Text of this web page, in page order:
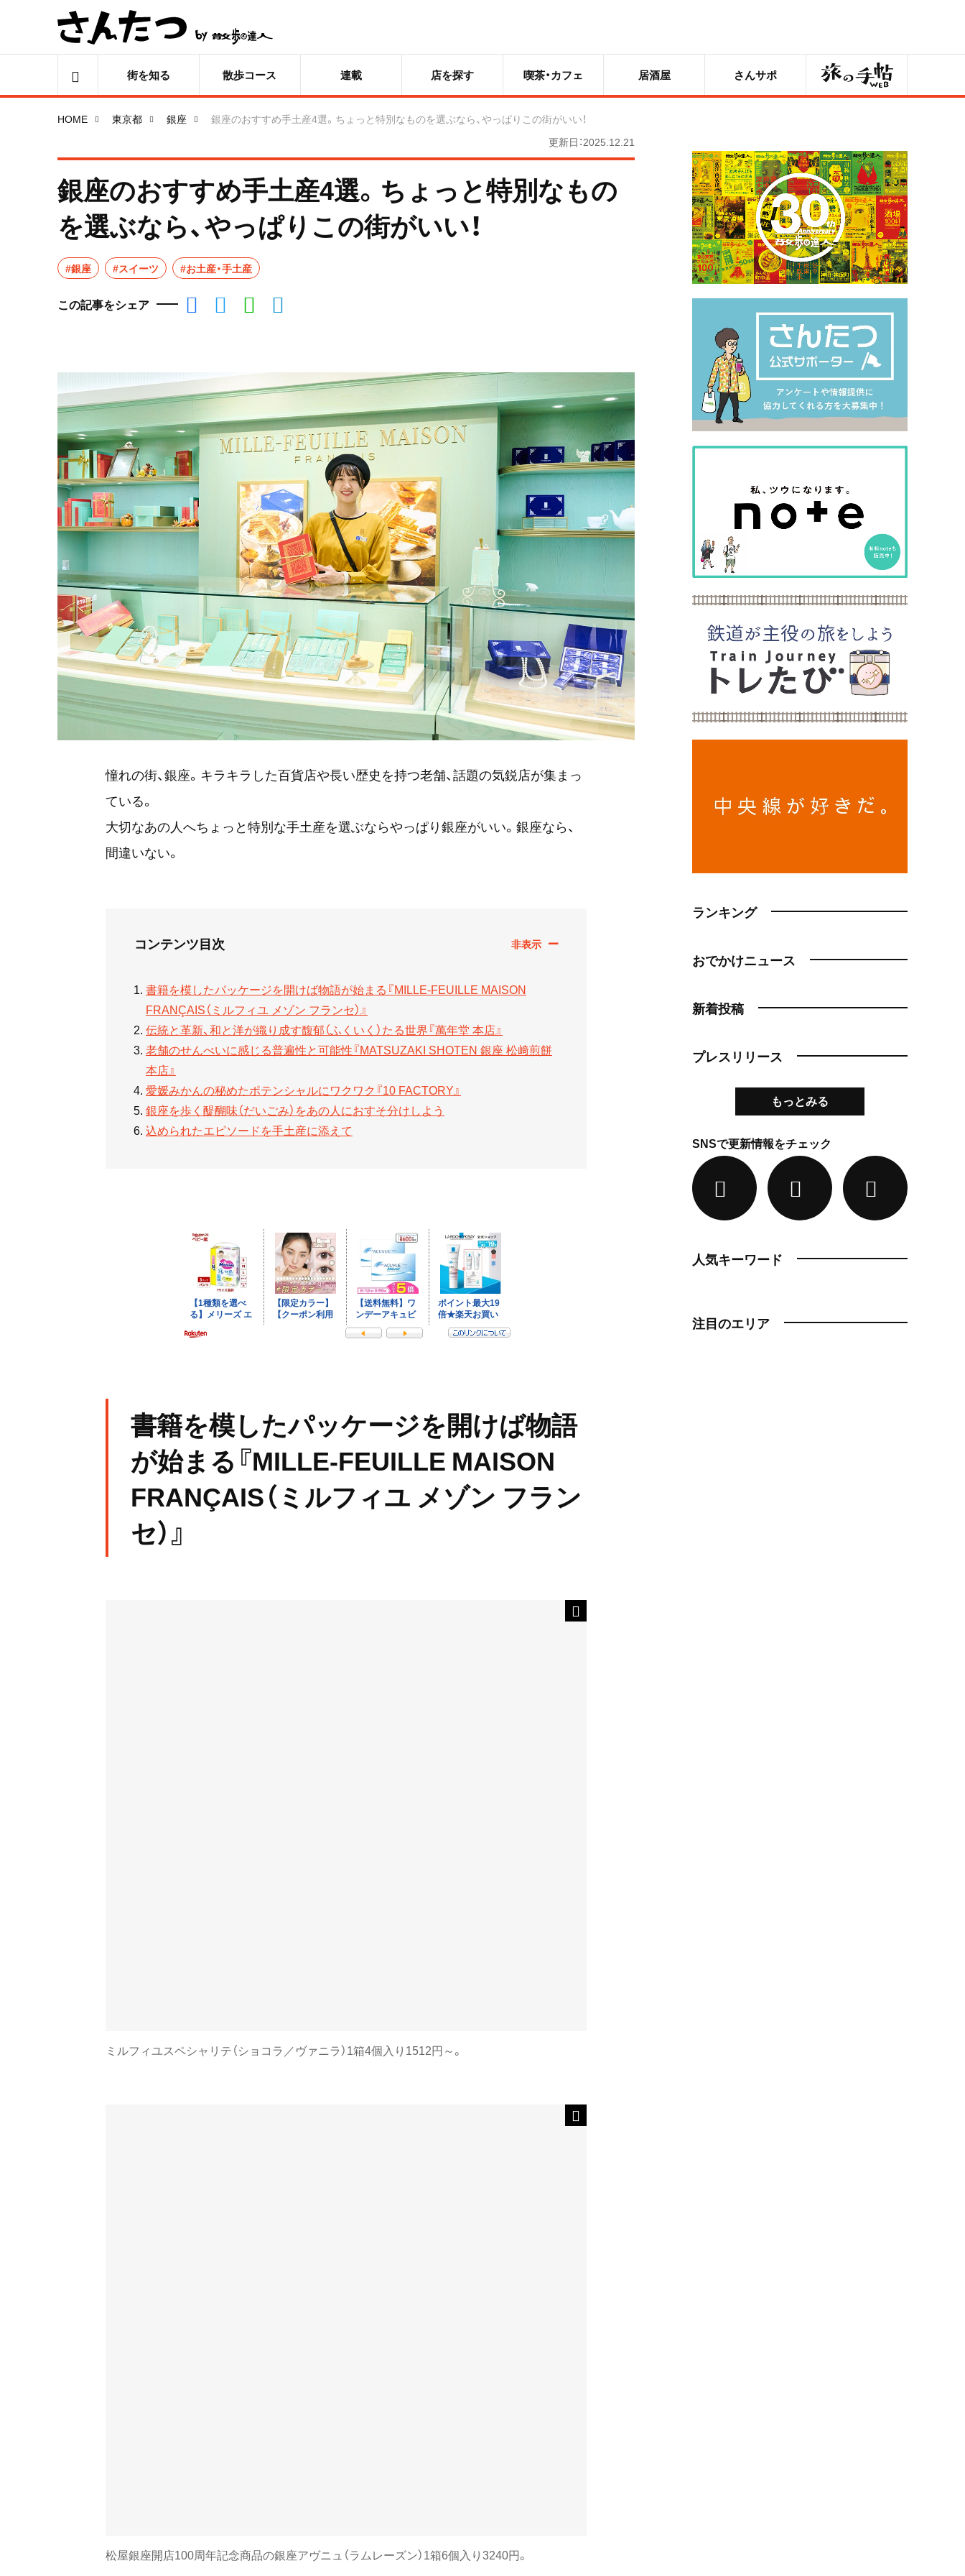
街を知る 散歩コース 連載 店を探す 喫茶・カフェ 居酒屋 さんサポ 旅の手帖
HOME 東京都 銀座
銀座のおすすめ手土産4選。ちょっと特別なものを選ぶなら、やっぱりこの街がいい！
更新日：2025.12.21
銀座のおすすめ手土産4選。ちょっと特別なもの
を選ぶなら、やっぱりこの街がいい！
#銀座 #スイーツ #お土産・手土産
この記事をシェア
憧れの街、銀座。キラキラした百貨店や長い歴史を持つ老舗、話題の気鋭店が集まっ
ている。
大切なあの人へちょっと特別な手土産を選ぶならやっぱり銀座がいい。銀座なら、
間違いない。
コンテンツ目次
書籍を模したパッケージを開けば物語が始まる『MILLE‐FEUILLE MAISON
FRANÇAIS（ミルフィユ メゾン フランセ）』
伝統と革新、和と洋が織り成す馥郁（ふくいく）たる世界『萬年堂 本店』
老舗のせんべいに感じる普遍性と可能性『MATSUZAKI SHOTEN 銀座 松﨑煎餅
本店』
愛媛みかんの秘めたポテンシャルにワクワク『10 FACTORY』
銀座を歩く醍醐味（だいごみ）をあの人におすそ分けしよう
込められたエピソードを手土産に添えて
書籍を模したパッケージを開けば物語
が始まる『MILLE‐FEUILLE MAISON
FRANÇAIS（ミルフィユ メゾン フラン
セ）』
ミルフィユスペシャリテ（ショコラ／ヴァニラ）1箱4個入り1512円～。
松屋銀座開店100周年記念商品の銀座アヴニュ（ラムレーズン）1箱6個入り3240円。
ランキング
おでかけニュース
新着投稿
プレスリリース
もっとみる
SNSで更新情報をチェック
人気キーワード
注目のエリア